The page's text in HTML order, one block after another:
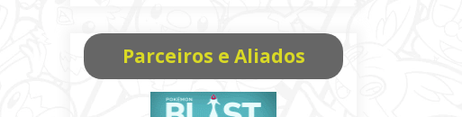
Parceiros e Aliados